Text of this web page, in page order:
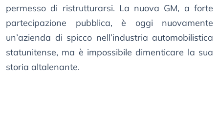
permesso di ristrutturarsi. La nuova GM, a forte
partecipazione pubblica, è oggi nuovamente
un’azienda di spicco nell’industria automobilistica
statunitense, ma è impossibile dimenticare la sua
storia altalenante.